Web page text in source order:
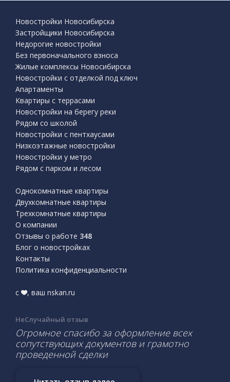
Новостройки Новосибирска
Застройщики Новосибирска
Недорогие новостройки
Без первоначального взноса
Жилые комплексы Новосибирска
Новостройки с отделкой под ключ
Апартаменты
Квартиры с террасами
Новостройки на берегу реки
Рядом со школой
Новостройки с пентхаусами
Низкоэтажные новостройки
Новостройки у метро
Рядом с парком и лесом
Однокомнатные квартиры
Двухкомнатные квартиры
Трехкомнатные квартиры
О компании
Отзывы о работе 348
Блог о новостройках
Контакты
Политика конфиденциальности
с , ваш nskan.ru
НеСлучайный отзыв
Огромное спасибо за оформление всех
сопутствующих документов и грамотно
проведенной сделки